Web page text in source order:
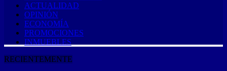
ACTUALIDAD
OPINIÓN
ECONOMÍA
PROMOCIONES
INMUEBLES
RECIENTEMENTE